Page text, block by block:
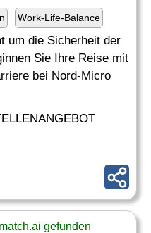
Work-Life-Balance
um die Sicherheit der
Sie Ihre Reise mit
bei Nord-Micro
gefunden